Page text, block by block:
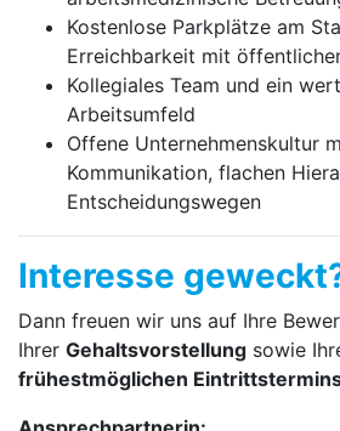
Kostenlose Parkplätze am
Erreichbarkeit mit
Kollegiales Team und ein
Arbeitsumfeld
Offene Unternehmenskultur
Kommunikation, flachen
Entscheidungswegen
Interesse
Dann freuen wir uns auf Ihre
Ihrer Gehaltsvorstellung sowie
frühestmöglichen